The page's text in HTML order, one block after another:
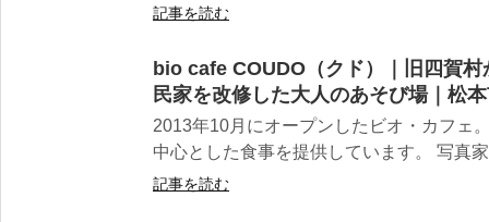
記事を読む
bio cafe COUDO（クド）｜旧四賀
民家を改修した大人のあそび場｜松
2013年10月にオープンしたビオ・カフェ
中心とした食事を提供しています。 写真
記事を読む